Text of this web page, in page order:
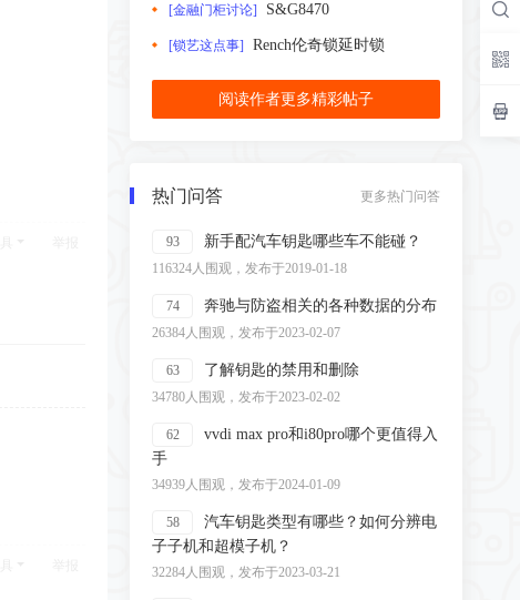
[金融门柜讨论] S&G8470
[锁艺这点事] Rench伦奇锁延时锁
阅读作者更多精彩帖子
热门问答 更多热门问答
93 新手配汽车钥匙哪些车不能碰？
116324人围观，发布于2019-01-18
74 奔驰与防盗相关的各种数据的分布
26384人围观，发布于2023-02-07
63 了解钥匙的禁用和删除
34780人围观，发布于2023-02-02
62
vvdi max pro和i80pro哪个更值得入
手
34939人围观，发布于2024-01-09
58
汽车钥匙类型有哪些？如何分辨电
子子机和超模子机？
32284人围观，发布于2023-03-21